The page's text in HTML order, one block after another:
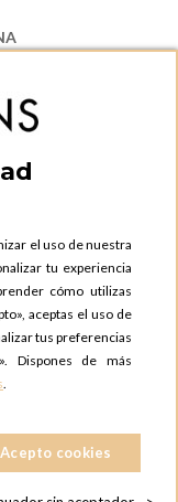
el uso de nuestra
tu experiencia
cómo utilizas
aceptas el uso de
tus preferencias
Dispones de más
.
Acepto cookies